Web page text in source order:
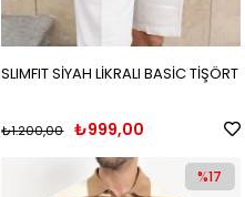
SLIMFIT SİYAH LİKRALI BASİC TİŞÖRT
₺999,00
₺1.200,00
%17